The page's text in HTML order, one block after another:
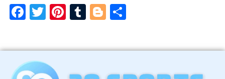
Facebook
TwitterPinterest
TumblrBlogger